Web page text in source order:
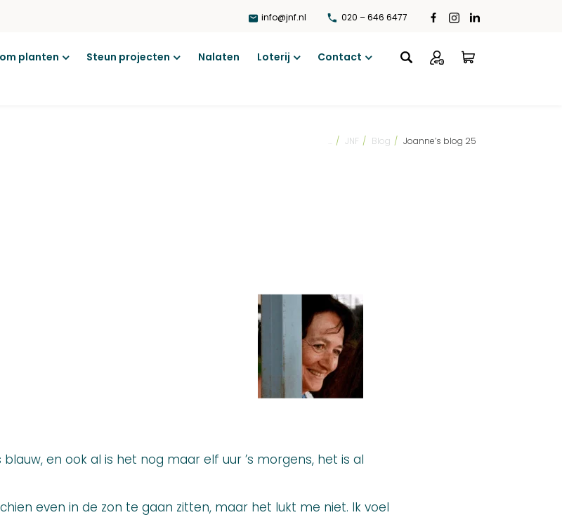
info@jnf.nl 020 – 646 6477
planten Steun projecten Nalaten Loterij Contact
/ JNF / Blog / Joanne’s blog 25
en ook al is het nog maar elf uur ’s morgens, het is al
even in de zon te gaan zitten, maar het lukt me niet. Ik voel